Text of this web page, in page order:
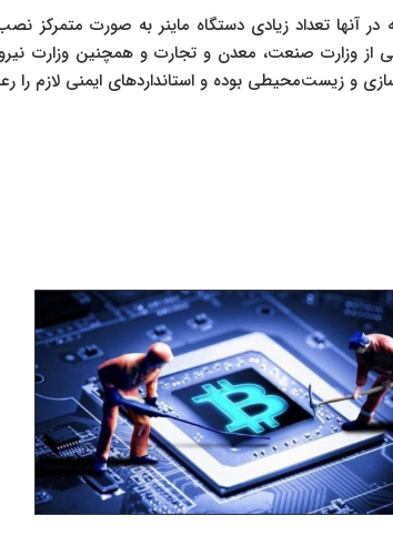
در آنها تعداد زیادی دستگاه ماینر به صورت متمرکز
از وزارت صنعت، معدن و تجارت و همچنین وزارت
و زیست‌محیطی بوده و استانداردهای ایمنی لازم را